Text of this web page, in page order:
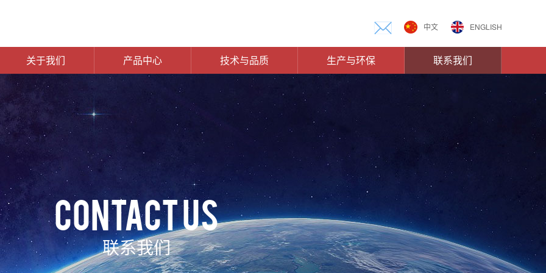
ENGLISH
中文
关于我们 产品中心 技术与品质 生产与环保 联系我们
CONTACT US
联系我们